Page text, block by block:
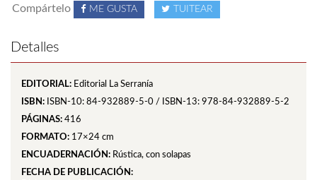
Compártelo ME GUSTA TUITEAR
Detalles
EDITORIAL: Editorial La Serranía
ISBN: ISBN-10: 84-932889-5-0 / ISBN-13: 978-84-932889-5-2
PÁGINAS: 416
FORMATO: 17×24 cm
ENCUADERNACIÓN: Rústica, con solapas
FECHA DE PUBLICACIÓN: